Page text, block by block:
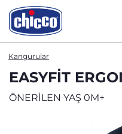
Kangurular
EASYFIT
ÖNERİLEN YAŞ 0M+